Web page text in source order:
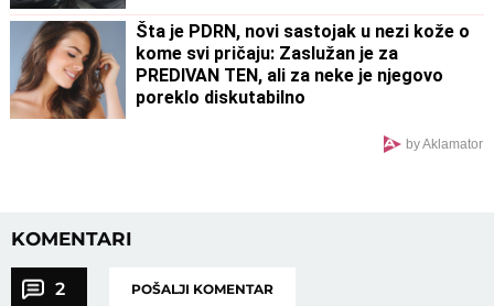
Šta je PDRN, novi sastojak u nezi kože o
kome svi pričaju: Zaslužan je za
PREDIVAN TEN, ali za neke je njegovo
poreklo diskutabilno
by Aklamator
KOMENTARI
2 POŠALJI KOMENTAR